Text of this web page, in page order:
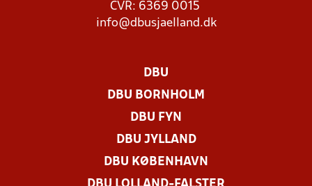
CVR: 6369 0015
info@dbusjaelland.dk
DBU
DBU BORNHOLM
DBU FYN
DBU JYLLAND
DBU KØBENHAVN